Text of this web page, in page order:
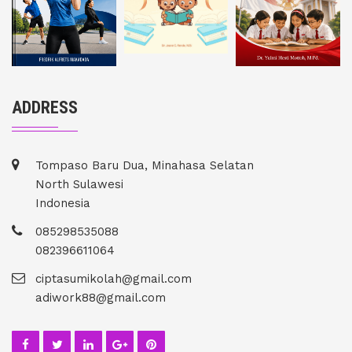
ADDRESS
Tompaso Baru Dua, Minahasa Selatan
North Sulawesi
Indonesia
085298535088
082396611064
ciptasumikolah@gmail.com
adiwork88@gmail.com